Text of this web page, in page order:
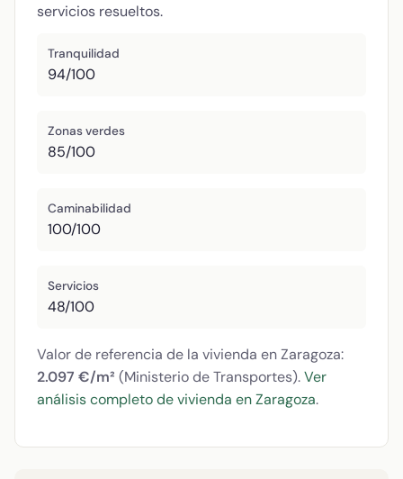
servicios resueltos.
Tranquilidad
94/100
Zonas verdes
85/100
Caminabilidad
100/100
Servicios
48/100
Valor de referencia de la vivienda en Zaragoza:
2.097 €/m² (Ministerio de Transportes).Ver
análisis completo de vivienda en Zaragoza.